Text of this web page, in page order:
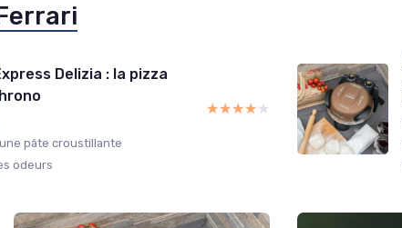
Delizia : la pizza
pâte croustillante
odeurs
★★★★★
★★★★★